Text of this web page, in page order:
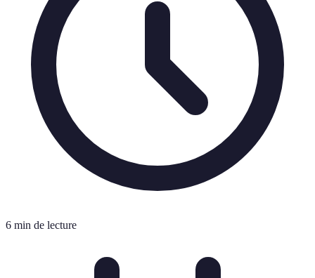
6 min de lecture